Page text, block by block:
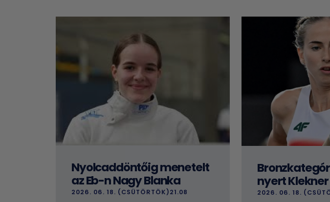
Nyolcaddöntőig menetelt
az Eb-n Nagy Blanka
2026. 06. 18. (CSÜTÖRTÖK)21.08
nyert
2026. 06. 18.